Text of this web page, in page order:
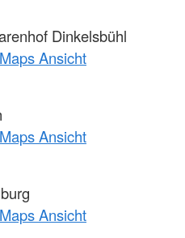
Dinkelsbühl
Ansicht
Ansicht
Ansicht